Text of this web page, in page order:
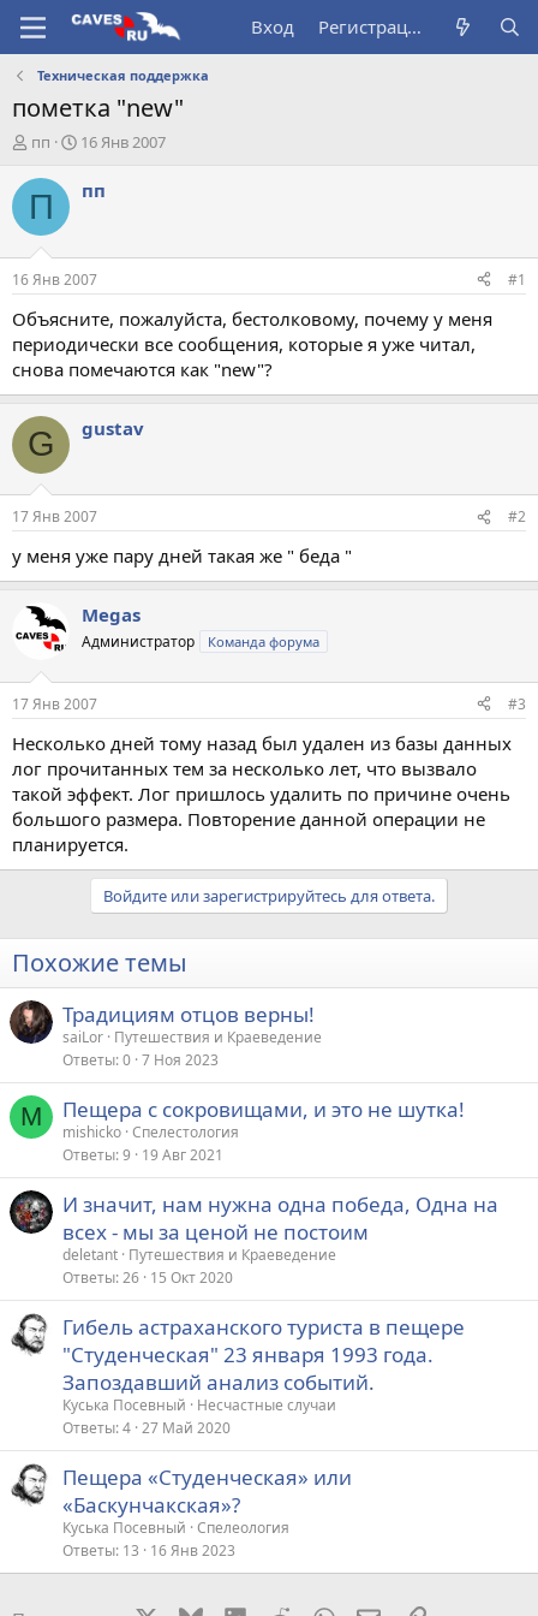
Вход Регистрация
Техническая поддержка
пометка "new"
А
т
о
т
е
м
ы
пп
Д
т
ч
а
л
16 Янв 2007
П пп
16 Янв 2007 #1
Объясните, пожалуйста, бестолковому, почему у меня
периодически все сообщения, которые я уже читал,
снова помечаются как "new"?
G gustav
17 Янв 2007 #2
у меня уже пару дней такая же " беда "
Megas
Администратор Команда форума
17 Янв 2007 #3
Несколько дней тому назад был удален из базы данных
лог прочитанных тем за несколько лет, что вызвало
такой эффект. Лог пришлось удалить по причине очень
большого размера. Повторение данной операции не
планируется.
Войдите или зарегистрируйтесь для ответа.
Похожие темы
Традициям отцов верны!
saiLor Путешествия и Краеведение
Ответы 0 7 Ноя 2023
M Пещера с сокровищами, и это не шутка!
mishicko Спелестология
Ответы 9 19 Авг 2021
И значит, нам нужна одна победа, Одна на
всех - мы за ценой не постоим
deletant Путешествия и Краеведение
Ответы 26 15 Окт 2020
Гибель астраханского туриста в пещере
"Студенческая" 23 января 1993 года.
Запоздавший анализ событий.
Куська Посевный
Несчастные случаи
Ответы 4 27 Май 2020
Пещера «Студенческая» или
«Баскунчакская»?
Куська Посевный Спелеология
Ответы 13 16 Янв 2023